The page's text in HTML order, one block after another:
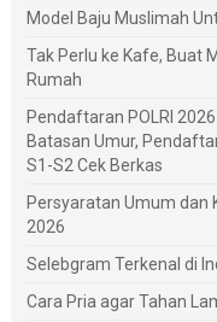
Model Baju Muslimah
Tak Perlu ke Kafe, Buat
Rumah
Pendaftaran POLRI
Batasan Umur,
S1-S2 Cek Berkas
Persyaratan Umum dan
2026
Selebgram Terkenal di
Cara Pria agar Tahan